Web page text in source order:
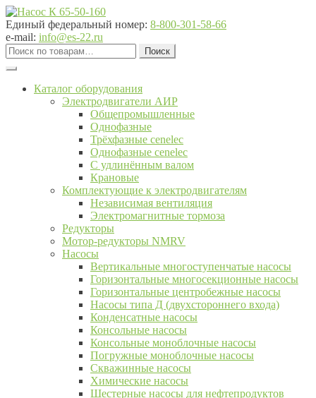
Перейти
к
навигации
Перейти
к
содержимому
Единый федеральный номер: 8-800-301-58-66
e-mail: info@es-22.ru
Искать:
Поиск
Каталог оборудования
Электродвигатели АИР
Общепромышленные
Однофазные
Трёхфазные cenelec
Однофазные cenelec
С удлинённым валом
Крановые
Комплектующие к электродвигателям
Независимая вентиляция
Электромагнитные тормоза
Редукторы
Мотор-редукторы NMRV
Насосы
Вертикальные многоступенчатые насосы
Горизонтальные многосекционные насосы
Горизонтальные центробежные насосы
Насосы типа Д (двухстороннего входа)
Конденсатные насосы
Консольные насосы
Консольные моноблочные насосы
Погружные моноблочные насосы
Скважинные насосы
Химические насосы
Шестерные насосы для нефтепродуктов